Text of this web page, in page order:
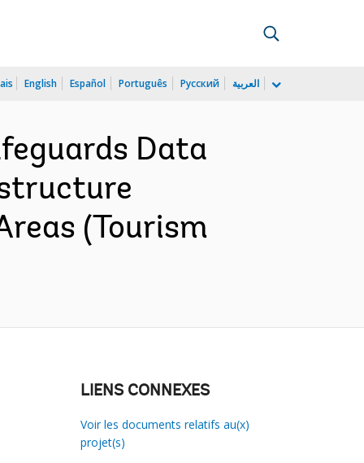
English Español Português Русский العربية
Data
(Tourism
LIENS CONNEXES
Voir les documents relatifs au(x)
projet(s)